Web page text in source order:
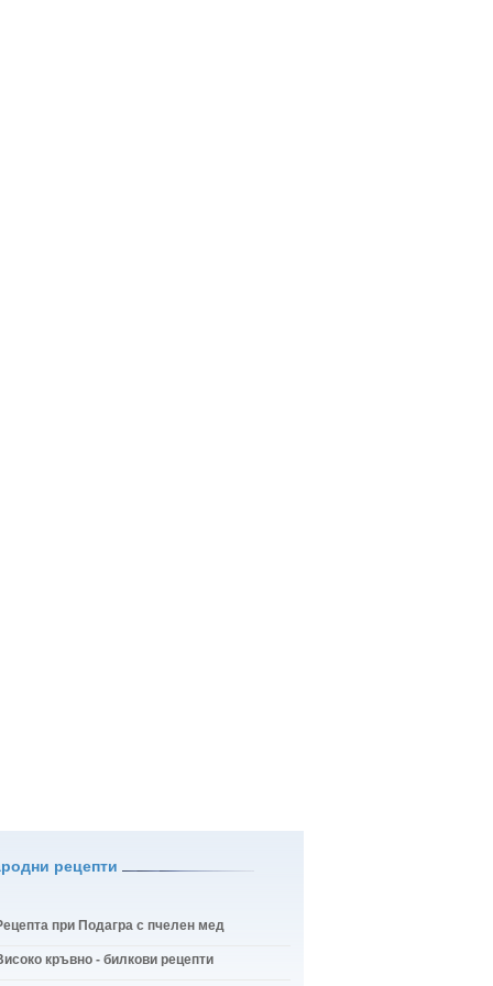
рецепти
при Подагра с пчелен мед
кръвно - билкови рецепти